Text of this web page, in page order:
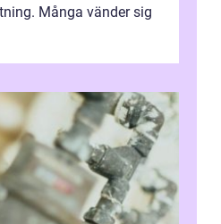
Många vänder sig